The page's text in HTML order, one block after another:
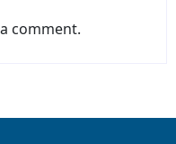
comment.